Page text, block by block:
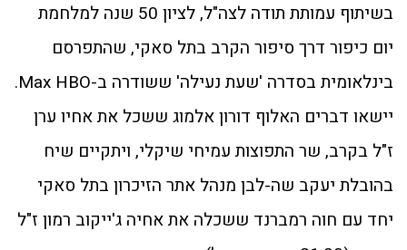
בשיתוף עמותת תודה לצה"ל, לציון 50 שנה למלחמת
יום כיפור דרך סיפור הקרב בתל סאקי, שהתפרסם
בינלאומית בסדרה 'שעת נעילה' ששודרה ב-Max HBO.
יישאו דברים האלוף דורון אלמוג ששכל את אחיו ערן
ז"ל בקרב, שר התפוצות עמיחי שיקלי, ויתקיים שיח
בהובלת יעקב שה-לבן מנהל אתר הזיכרון בתל סאקי
יחד עם חוה רמברנד ששכלה את אחיה ג'ייקוב רמון ז"ל